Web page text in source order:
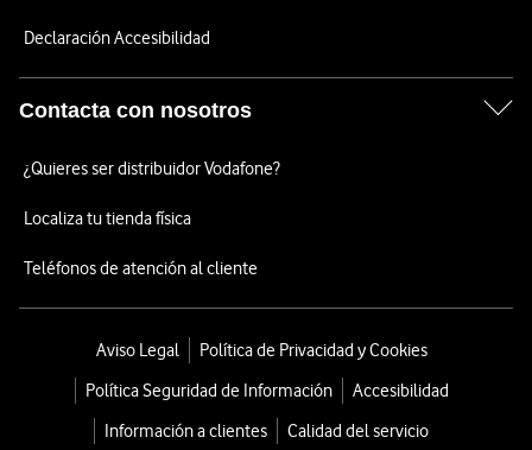
Declaración Accesibilidad
Contacta con nosotros
¿Quieres ser distribuidor Vodafone?
Localiza tu tienda física
Teléfonos de atención al cliente
Aviso Legal
Política de Privacidad y Cookies
Política Seguridad de Información
Accesibilidad
Información a clientes
Calidad del servicio